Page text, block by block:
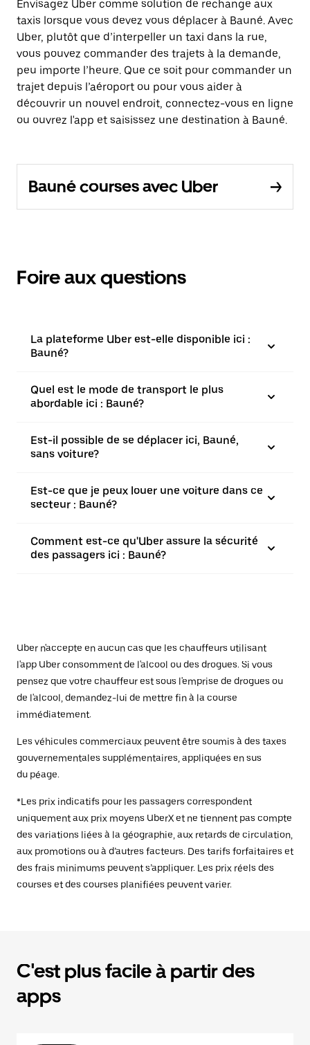
Envisagez Uber comme solution de rechange aux
taxis lorsque vous devez vous déplacer à Bauné. Avec
Uber, plutôt que d’interpeller un taxi dans la rue,
vous pouvez commander des trajets à la demande,
peu importe l’heure. Que ce soit pour commander un
trajet depuis l’aéroport ou pour vous aider à
découvrir un nouvel endroit, connectez-vous en ligne
ou ouvrez l'app et saisissez une destination à Bauné.
Bauné courses avec Uber
Foire aux questions
La plateforme Uber est-elle disponible ici :
Bauné?
Quel est le mode de transport le plus
abordable ici : Bauné?
Est-il possible de se déplacer ici, Bauné,
sans voiture?
Est-ce que je peux louer une voiture dans ce
secteur : Bauné?
Comment est-ce qu'Uber assure la sécurité
des passagers ici : Bauné?
Uber n'accepte en aucun cas que les chauffeurs utilisant
l'app Uber consomment de l'alcool ou des drogues. Si vous
pensez que votre chauffeur est sous l'emprise de drogues ou
de l'alcool, demandez-lui de mettre fin à la course
immédiatement.
Les véhicules commerciaux peuvent être soumis à des taxes
gouvernementales supplémentaires, appliquées en sus
du péage.
*Les prix indicatifs pour les passagers correspondent
uniquement aux prix moyens UberX et ne tiennent pas compte
des variations liées à la géographie, aux retards de circulation,
aux promotions ou à d’autres facteurs. Des tarifs forfaitaires et
des frais minimums peuvent s’appliquer. Les prix réels des
courses et des courses planifiées peuvent varier.
C'est plus facile à partir des
apps